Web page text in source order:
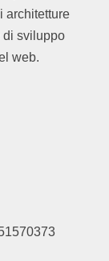
architetture
di sviluppo
web.